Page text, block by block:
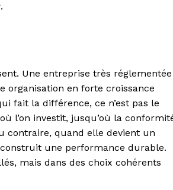
Une entreprise très réglementée
organisation en forte croissance
fait la différence, ce n’est pas le
l’on investit, jusqu’où la
contraire, quand elle devient un
une performance durable.
mais dans des choix cohérents